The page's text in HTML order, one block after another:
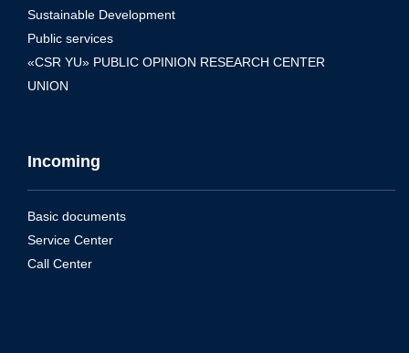
Sustainable Development
Public services
«CSR YU» PUBLIC OPINION RESEARCH CENTER
UNION
Incoming
Basic documents
Service Center
Call Center